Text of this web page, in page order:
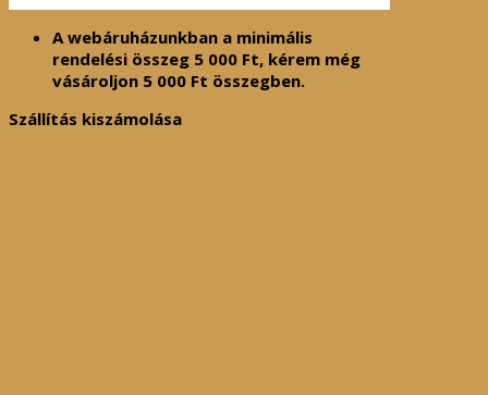
A webáruházunkban a minimális
rendelési összeg 5 000 Ft, kérem még
vásároljon 5 000 Ft összegben.
Szállítás kiszámolása